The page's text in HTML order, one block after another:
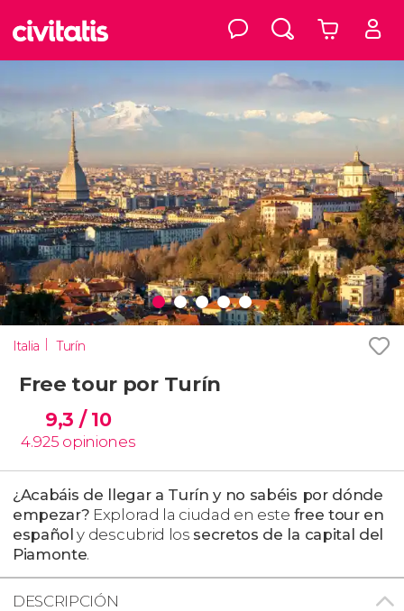
Italia Turín
Free tour por Turín
9,3 / 10
4.925 opiniones
¿Acabáis de llegar a Turín y no sabéis por dónde
empezar? Explorad la ciudad en este free tour en
español y descubrid los secretos de la capital del
Piamonte.
DESCRIPCIÓN